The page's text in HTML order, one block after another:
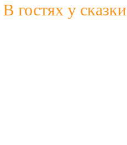
гостях у сказки